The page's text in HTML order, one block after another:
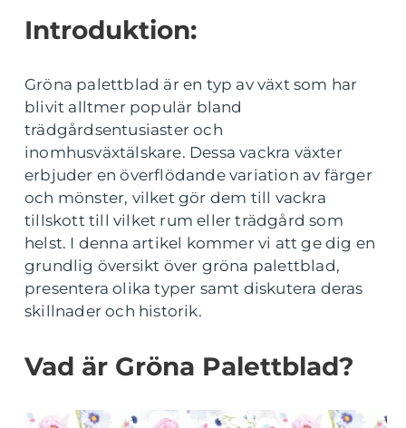
Introduktion:
Gröna palettblad är en typ av växt som har
blivit alltmer populär bland
trädgårdsentusiaster och
inomhusväxtälskare. Dessa vackra växter
erbjuder en överflödande variation av färger
och mönster, vilket gör dem till vackra
tillskott till vilket rum eller trädgård som
helst. I denna artikel kommer vi att ge dig en
grundlig översikt över gröna palettblad,
presentera olika typer samt diskutera deras
skillnader och historik.
Vad är Gröna Palettblad?